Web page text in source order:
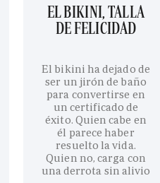
EL BIKINI, TALLA
DE FELICIDAD
El bikini ha dejado de
ser un jirón de baño
para convertirse en
un certificado de
éxito. Quien cabe en
él parece haber
resuelto la vida.
Quien no, carga con
una derrota sin alivio